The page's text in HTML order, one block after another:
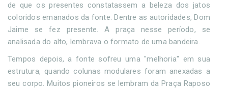
de que os presentes constatassem a beleza dos jatos
coloridos emanados da fonte. Dentre as autoridades, Dom
Jaime se fez presente. A praça nesse período, se
analisada do alto, lembrava o formato de uma bandeira.
Tempos depois, a fonte sofreu uma "melhoria" em sua
estrutura, quando colunas modulares foram anexadas a
seu corpo. Muitos pioneiros se lembram da Praça Raposo